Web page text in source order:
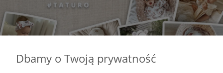
Dbamy o Twoją prywatność